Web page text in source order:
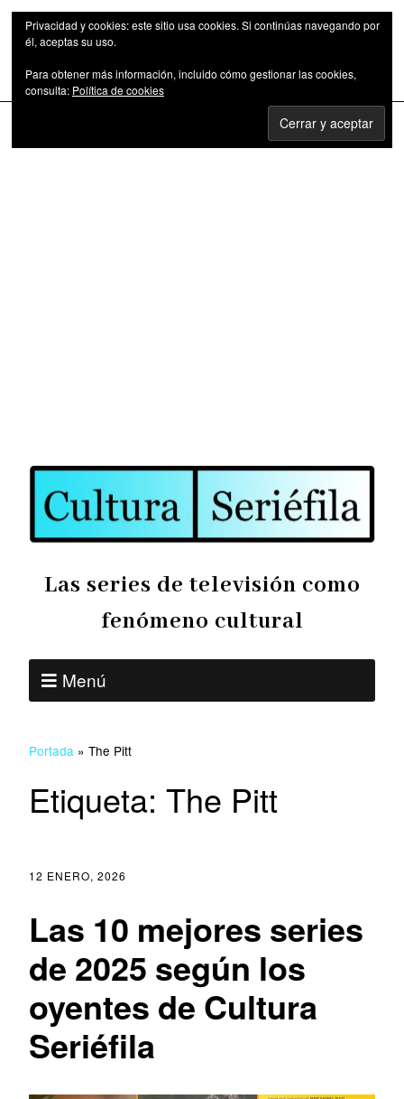
Las series de televisión como fenómeno cultural
Las series de televisión como
fenómeno cultural
Menú
Portada » The Pitt
Etiqueta: The Pitt
12 ENERO, 2026
Las 10 mejores series
de 2025 según los
oyentes de Cultura
Seriéfila
Privacidad y cookies: este sitio usa cookies. Si continúas navegando por
él, aceptas su uso.
Para obtener más información, incluido cómo gestionar las cookies,
consulta: Política de cookies